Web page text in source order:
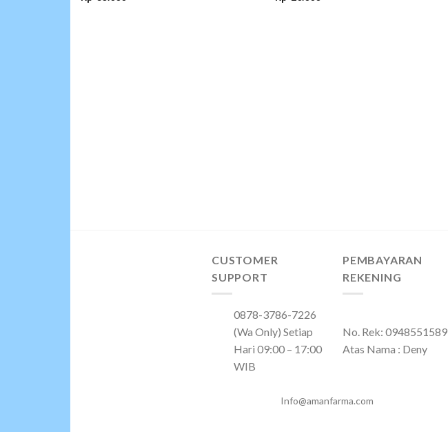
CUSTOMER
SUPPORT
0878-3786-7226
(Wa Only) Setiap
Hari 09:00 – 17:00
WIB
Info@amanfarma.com
PEMBAYARAN
REKENING
No. Rek: 0948551589
Atas Nama : Deny